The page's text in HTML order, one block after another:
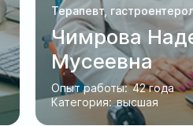
Терапевт,
Чимрова
Мусеевна
Опыт работы: 42 года
Категория: высшая